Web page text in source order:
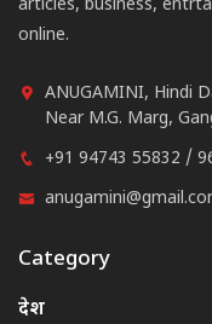
articles, business,
online.
ANUGAMINI, Hindi
Near M.G. Marg,
+91 94743 55832 /
Category
देश